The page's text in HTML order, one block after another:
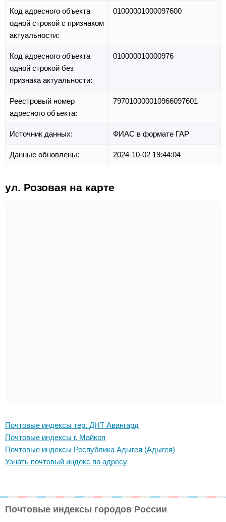
Код адресного объекта
одной строкой с признаком
актуальности:
01000001000097600
Код адресного объекта
одной строкой без
признака актуальности:
010000010000976
Реестровый номер
адресного объекта:
797010000010966097601
Источник данных: ФИАС в формате ГАР
Данные обновлены: 2024-10-02 19:44:04
ул. Розовая на карте
Почтовые индексы тер. ДНТ Авангард
Почтовые индексы г. Майкоп
Почтовые индексы Республика Адыгея (Адыгея)
Узнать почтовый индекс по адресу
Почтовые индексы городов России